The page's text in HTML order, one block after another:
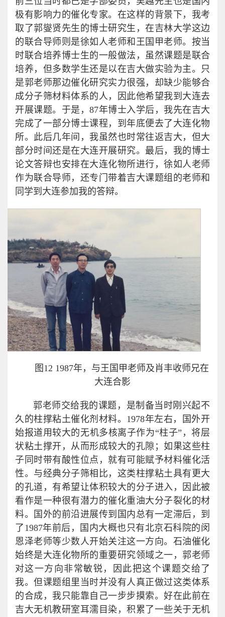
极有影响力的催化专家。在这样的背景下，我考
取了郭燮贤先生的博士研究生，在吉林大学这边
的联合导师则是徐如人老师和王国甲老师。按当
时联合培养博士生的一般做法，虽然课题是联合
培养，但多数学生还是以在吉大做实验为主。只
是郭老师那边催化研究实力很强，却缺少能够合
成分子筛材料体系的人，因此他希望我到大连去
开展课题。于是，87年博士入学后，我先在吉大
完成了一部分博士课程，到年底便去了大连化物
所。此后几年间，我虽然也时常往返吉大，但大
部分时间还是在大连开展研究。最后，我的博士
论文答辩也安排在大连化物所进行，徐如人老师
作为联合导师，还专门带着吉大课题组的老师和
同学到大连参加我的答辩。
图12 1987年，与王国甲老师及肖丰收师兄在
大连合影
郭老师交给我的课题，是制备当时刚兴起不
久的柱撑粘土催化剂材料。1978年左右，国外开
始报道用较大的无机多核离子作为“柱子”，将层
状粘土撑开，从而形成较大的孔隙；如果这些柱
子同时带有酸性位点，就有可能赋予材料催化活
性。与经典分子筛相比，这类柱撑粘土具有更大
的孔道，有希望让体积较大的分子进入，因此被
看作是一种很有潜力的催化重油大分子裂化的材
料。国外的前沿进展传到国内总有一定滞后，到
了1987年前后，国内大概也只有北京石科院的闵
恩泽老师等少数人开始关注这一方向。石油催化
始终是大连化物所的重要研究领域之一，郭老师
对这一方向非常敏锐，因此把这个课题交给了
我。但课题组里当时并没有人真正做过这类体系
的合成，我只能靠自己一步步摸索。好在此前在
吉大无机教研室耳濡目染，积累了一些关于无机